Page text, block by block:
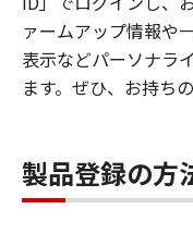
ァームアップ情報や
表示などパーソナラ
ます。ぜひ、お持ち
製品登録の方